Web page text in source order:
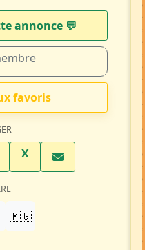
annonce 💬​
favoris
XTwitter X
🇲🇬